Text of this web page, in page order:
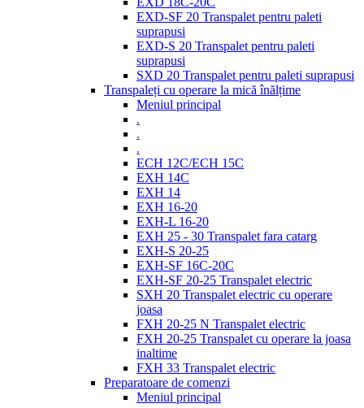
EXD-SF 20 Transpalet pentru paleti
suprapusi
EXD-S 20 Transpalet pentru paleti
suprapusi
SXD 20 Transpalet pentru paleti suprapusi
Transpaleți cu operare la mică înălțime
Meniul principal
.
.
.
ECH 12C/ECH 15C
EXH 14C
EXH 14
EXH 16-20
EXH-L 16-20
EXH 25 - 30 Transpalet fara catarg
EXH-S 20-25
EXH-SF 16C-20C
EXH-SF 20-25 Transpalet electric
SXH 20 Transpalet electric cu operare
joasa
FXH 20-25 N Transpalet electric
FXH 20-25 Transpalet cu operare la joasa
inaltime
FXH 33 Transpalet electric
Preparatoare de comenzi
Meniul principal